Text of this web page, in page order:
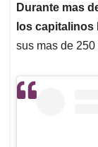
Durante mas
los capitalinos
sus mas de